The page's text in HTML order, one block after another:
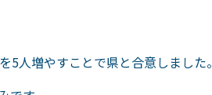
人増やすことで県と合意しました。